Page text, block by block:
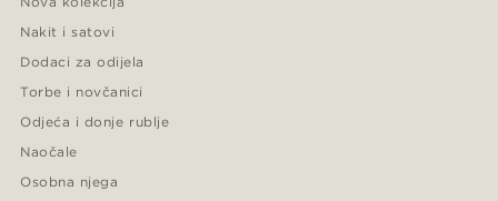
Nakit i satovi
Dodaci za odijela
Torbe i novčanici
Odjeća i donje rublje
Naočale
Osobna njega